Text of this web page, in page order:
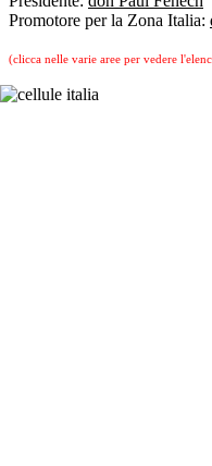
Promotore per la Zona Italia:
(clicca nelle varie aree per vedere